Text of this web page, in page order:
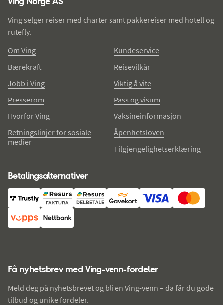
Ving selger reiser med charter samt pakkereiser med hotell og
rutefly.
Om Ving
Bærekraft
Jobb i Ving
Presserom
Hvorfor Ving
Retningslinjer for sosiale
medier
Kundeservice
Reisevilkår
Viktig å vite
Pass og visum
Vaksineinformasjon
Åpenhetsloven
Tilgjengelighetserklæring
Betalingsalternativer
Få nyhetsbrev med Ving-venn-fordeler
Meld deg på nyhetsbrevet og bli en Ving-venn – da får du gode
tilbud og unike fordeler.